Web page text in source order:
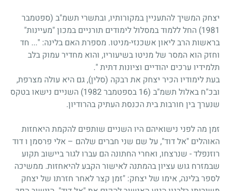
יצחק המשיך להתעניין במקורותיו, ובתשרי תשמ"ב (ספטמבר
1981) החל ללמוד במסלול לימודים תורניים במכון "מעיינות"
בראשות הרב ליאון אשכנזי-מניטו. מספרת האם בלינה: "... חד
וחזק הוא המסר של מניטו בשיעוריו, והוא מחדיר עמוק בלב
תלמידיו ערכים יהודיים וציונות דתית ".
בעת לימודיו הכיר יצחק את רבקה (סלין), גם היא עולה מצרפת,
ובכ"ח באלול תשמ"ב (16 בספטמבר 1982) השניים נישאו בטקס
שנערך בין חורבות בית הכנסת העתיק בהרודיון.
זמן מה לפני נישואיהם היו השניים שותפים להקמת היאחזות
האוהלים "אל דוד", על שם שני חברים שלהם – אלי פרסמן ו דוד
רוזנפלד - שנרצחו, ואחרי החתונה הם עברו לגור ביישוב תקוע
שבמזרח גוש עציון בהמתנה לאישור הקבע להיאחזות. ממשיכה
לספר בלינה, אימו של יצחק: "זמן קצר לאחר חזרתו של יצחק